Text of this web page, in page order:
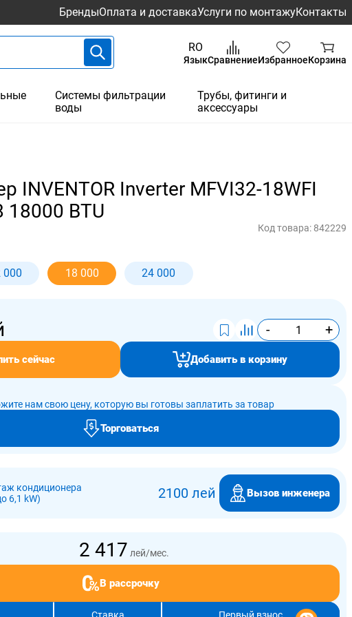
БрендыОплата и доставкаУслуги по монтажуКонтакты
RO
ЯзыкСравнениеИзбранноеКорзина
Системы фильтрации
воды
Трубы, фитинги и
аксессуары
INVENTOR Inverter MFVI32-18WFI
18000 BTU
Код товара: 842229
000 18 000 24 000
- +
сейчас Добавить в корзину
нам свою цену, которую вы готовы заплатить за товар
Торговаться
кондиционера
6,1 kW)
2100 лей Вызов инженера
2 417 лей/мес.
В рассрочку